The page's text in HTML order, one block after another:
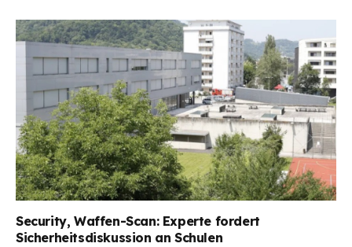
Security, Waffen-Scan: Experte fordert
Sicherheitsdiskussion an Schulen